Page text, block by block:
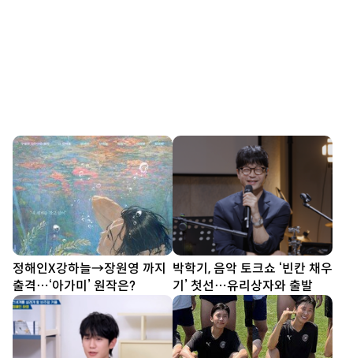
정해인X강하늘→장원영 까지
출격…‘아가미’ 원작은?
박학기, 음악 토크쇼 ‘빈칸 채우
기’ 첫선…유리상자와 출발